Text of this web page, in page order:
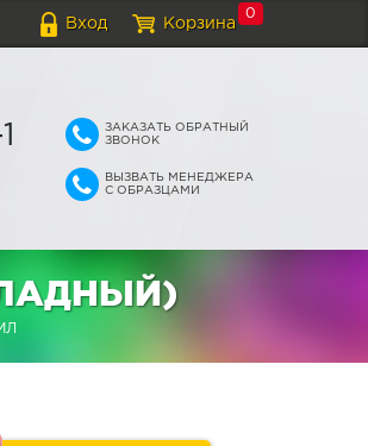
Вход Корзина
0
ЗАКАЗАТЬ ОБРАТНЫЙ
ЗВОНОК
ВЫЗВАТЬ МЕНЕДЖЕРА
С ОБРАЗЦАМИ